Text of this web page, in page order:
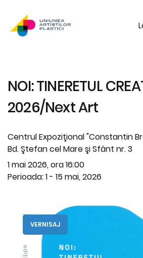
UAP Galerie
NOI: TINERETUL
2026/Next Art
Centrul Expoziţional "Constantin
Bd. Ştefan cel Mare şi Sfânt nr. 3
1 mai 2026, ora 16:00
Perioada: 1 - 15 mai, 2026
VERNISAJ